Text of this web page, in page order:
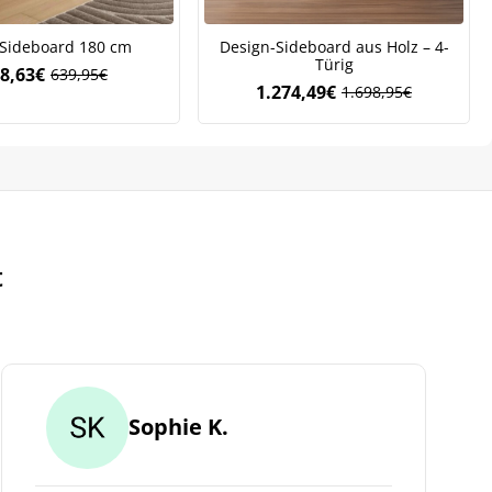
180 cm
639,95€
Ursprünglicher
war:
€Aktueller
ist:
Design-Sideboard aus Holz – 4-
Türig
1.698,95€
Ursprünglicher
Preis
1.274,49€Aktueller
Preis
Sophie K.